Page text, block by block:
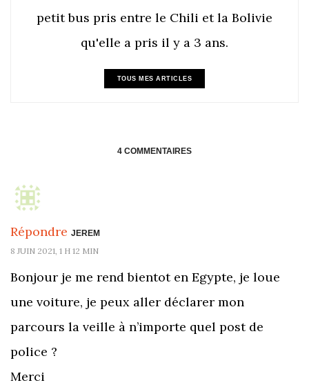
petit bus pris entre le Chili et la Bolivie
qu'elle a pris il y a 3 ans.
TOUS MES ARTICLES
4 COMMENTAIRES
Répondre JEREM
8 JUIN 2021, 1 H 12 MIN
Bonjour je me rend bientot en Egypte, je loue
une voiture, je peux aller déclarer mon
parcours la veille à n’importe quel post de
police ?
Merci